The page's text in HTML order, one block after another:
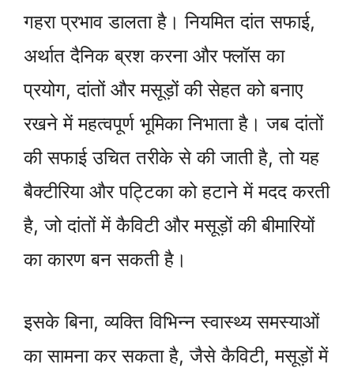
गहरा प्रभाव डालता है। नियमित दांत सफाई,
अर्थात दैनिक ब्रश करना और फ्लॉस का
प्रयोग, दांतों और मसूड़ों की सेहत को बनाए
रखने में महत्वपूर्ण भूमिका निभाता है। जब दांतों
की सफाई उचित तरीके से की जाती है, तो यह
बैक्टीरिया और पट्टिका को हटाने में मदद करती
है, जो दांतों में कैविटी और मसूड़ों की बीमारियों
का कारण बन सकती है।
इसके बिना, व्यक्ति विभिन्न स्वास्थ्य समस्याओं
का सामना कर सकता है, जैसे कैविटी, मसूड़ों में